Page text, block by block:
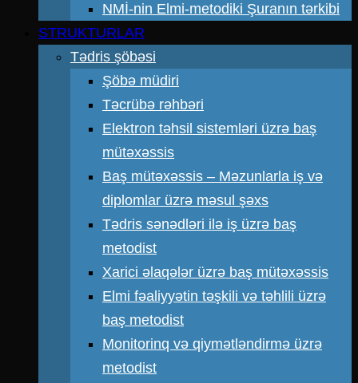
NMİ-nin Elmi-metodiki Şuranın tərkibi
STRUKTURLAR
Tədris şöbəsi
Şöbə müdiri
Təcrübə rəhbəri
Elektron təhsil sistemləri üzrə baş
mütəxəssis
Baş mütəxəssis – Məzunlarla iş və
diplomlar üzrə məsul şəxs
Tədris sənədləri ilə iş üzrə baş
metodist
Xarici əlaqələr üzrə baş mütəxəssis
Elmi fəaliyyətin təşkili və təhlili üzrə
baş metodist
Monitorinq və qiymətləndirmə üzrə
metodist